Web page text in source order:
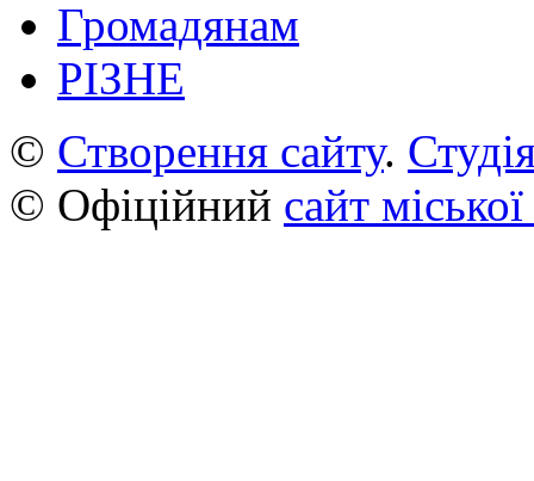
Громадянам
РІЗНЕ
© Створення сайту.
© Офіційний сайт